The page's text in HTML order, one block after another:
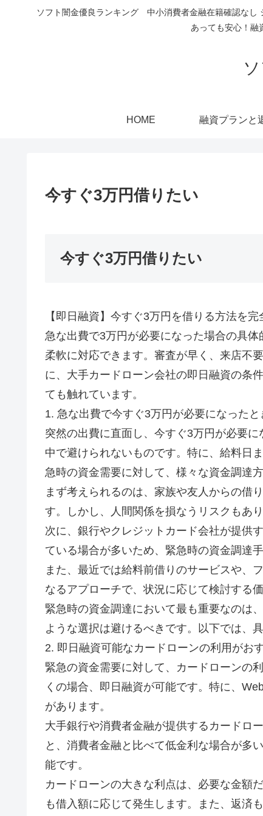
ソフト闇金優良ランキング 中小消費者金融在籍確認なし
あっても安心！融
HOME 融資プランと
今すぐ3万円借りたい
今すぐ3万円借りたい
【即日融資】今すぐ3万円を借りる方法を
急な出費で3万円が必要になった場合の具
柔軟に対応できます。審査が早く、来店不
に、大手カードローン会社の即日融資の条
ても触れています。
1. 急な出費で今すぐ3万円が必要になった
突然の出費に直面し、今すぐ3万円が必要
中で避けられないものです。特に、給料日
急時の資金需要に対して、様々な資金調達
まず考えられるのは、家族や友人からの借
す。しかし、人間関係を損なうリスクもあ
次に、銀行やクレジットカード会社が提供
ている場合が多いため、緊急時の資金調達
また、最近では給料前借りのサービスや、
なるアプローチで、状況に応じて検討する価
緊急時の資金調達において最も重要なのは
ような選択は避けるべきです。以下では、
2. 即日融資可能なカードローンの利用がお
緊急の資金需要に対して、カードローンの
くの場合、即日融資が可能です。特に、
があります。
大手銀行や消費者金融が提供するカードロ
と、消費者金融と比べて低金利な場合が多
能です。
カードローンの大きな利点は、必要な金額
も借入額に応じて発生します。また、返済